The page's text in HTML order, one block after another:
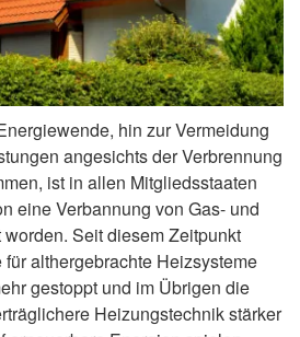
hin zur Vermeidung
angesichts der Verbrennung
ist in allen Mitgliedsstaaten
eine Verbannung von Gas- und
Seit diesem Zeitpunkt
althergebrachte Heizsysteme
gestoppt und im Übrigen die
Heizungstechnik stärker